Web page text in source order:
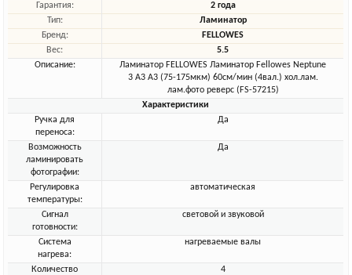
Гарантия:
2 года
Тип:
Ламинатор
Бренд:
FELLOWES
Вес:
5.5
Описание:
Ламинатор FELLOWES Ламинатор Fellowes Neptune
3 A3 A3 (75-175мкм) 60см/мин (4вал.) хол.лам.
лам.фото реверс (FS-57215)
Характеристики
Ручка для
переноса:
Да
Возможность
ламинировать
фотографии:
Да
Регулировка
температуры:
автоматическая
Сигнал
готовности:
световой и звуковой
Система
нагрева:
нагреваемые валы
Количество
4